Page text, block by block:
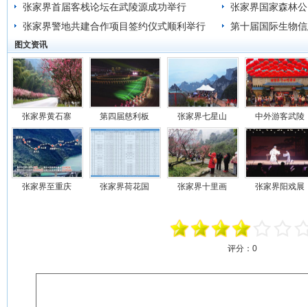
日开通
张家界首届客栈论坛在武陵源成功举行
张家界国家森林
张家界警地共建合作项目签约仪式顺利举行
第十届国际生物
图文资讯
张家界黄石寨 第四届慈利板 张家界七星山 中外游客武陵
张家界至重庆 张家界荷花国 张家界十里画 张家界阳戏展
评分： 0